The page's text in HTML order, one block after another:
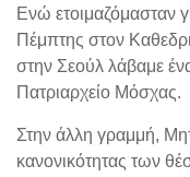
Ενώ ετοιμαζόμασταν
Πέμπτης στον
στην Σεούλ λάβαμε
Πατριαρχείο Μόσχας.
Στην άλλη γραμμή,
κανονικότητας των